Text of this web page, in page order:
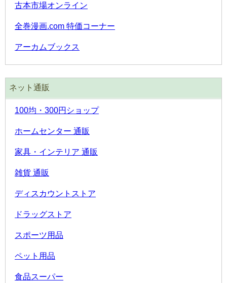
古本市場オンライン
全巻漫画.com 特価コーナー
アーカムブックス
ネット通販
100均・300円ショップ
ホームセンター 通販
家具・インテリア 通販
雑貨 通販
ディスカウントストア
ドラッグストア
スポーツ用品
ペット用品
食品スーパー